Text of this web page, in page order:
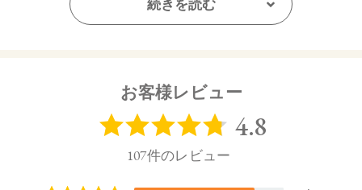
ダスティピンク
・09：ひと塗りで包容力のある大人のムード。赤みのあ
るロージーブラウン
・10：プラムの黒みで内に秘めた強さを表現したモダン
続きを読む
お客様レビュー